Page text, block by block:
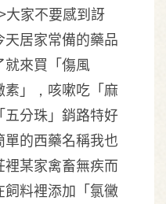
大家不要感到訝
居家常備的藥品
就來買「傷風
」，咳嗽吃「麻
分珠」銷路特好
的西藥名稱我也
某家禽畜無疾而
料裡添加「氯黴